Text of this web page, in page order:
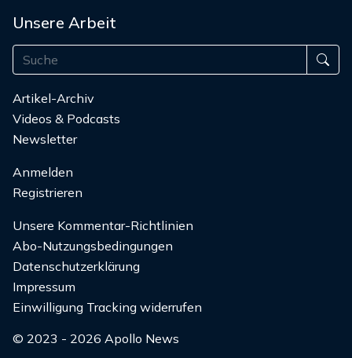
Unsere Arbeit
Artikel-Archiv
Videos & Podcasts
Newsletter
Anmelden
Registrieren
Unsere Kommentar-Richtlinien
Abo-Nutzungsbedingungen
Datenschutzerklärung
Impressum
Einwilligung Tracking widerrufen
© 2023 - 2026 Apollo News